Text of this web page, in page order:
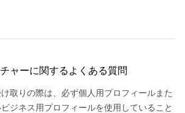
ャーに関するよくある質問
取りの際は、必ず個人用プロフィールまた
ジネス用プロフィールを使用していること